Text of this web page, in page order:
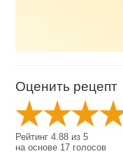
Оценить рецепт
Рейтинг4.88 из5
на основе 17 голосов